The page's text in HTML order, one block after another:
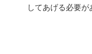
してあげる必要が